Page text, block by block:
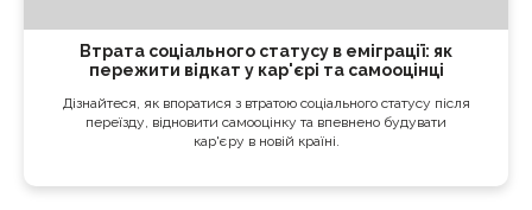
Втрата соціального статусу в еміграції: як
пережити відкат у кар'єрі та самооцінці
Дізнайтеся, як впоратися з втратою соціального статусу після
переїзду, відновити самооцінку та впевнено будувати
кар'єру в новій країні.